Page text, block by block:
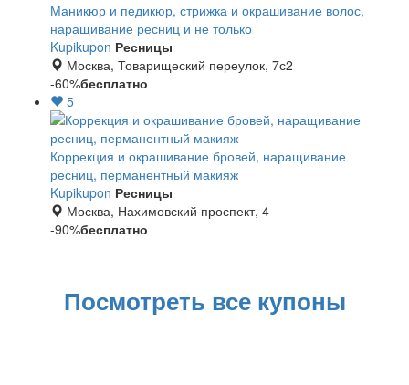
Маникюр и педикюр, стрижка и окрашивание волос,
наращивание ресниц и не только
Kupikupon Ресницы
Москва, Товарищеский переулок, 7с2
-60%бесплатно
5
Коррекция и окрашивание бровей, наращивание
ресниц, перманентный макияж
Kupikupon Ресницы
Москва, Нахимовский проспект, 4
-90%бесплатно
Посмотреть все купоны